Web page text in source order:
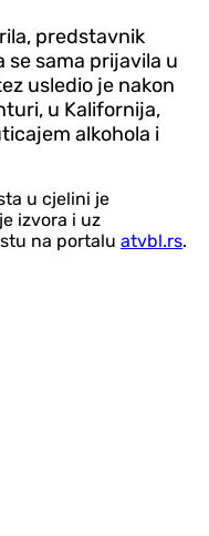
predstavnik
se sama prijavila u
usledio je nakon
u Kalifornija,
alkohola i
u cjelini je
izvora i uz
na portalu atvbl.rs.